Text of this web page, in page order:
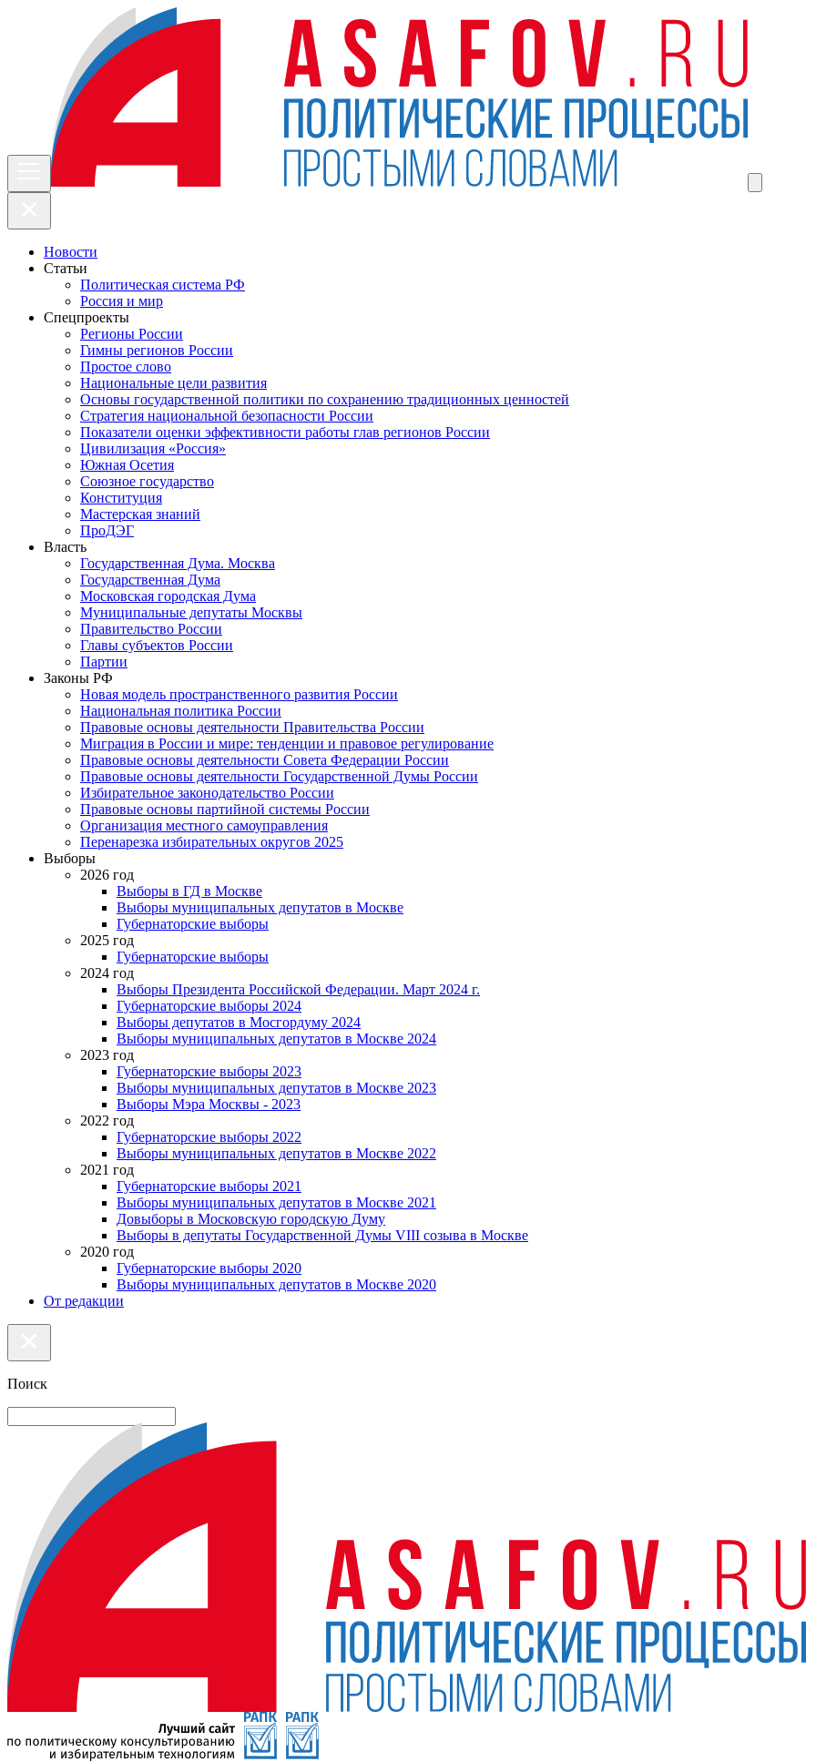
Новости
Статьи
Политическая система РФ
Россия и мир
Спецпроекты
Регионы России
Гимны регионов России
Простое слово
Национальные цели развития
Основы государственной политики по сохранению традиционных ценностей
Стратегия национальной безопасности России
Показатели оценки эффективности работы глав регионов России
Цивилизация «Россия»
Южная Осетия
Союзное государство
Конституция
Мастерская знаний
ПроДЭГ
Власть
Государственная Дума. Москва
Государственная Дума
Московская городская Дума
Муниципальные депутаты Москвы
Правительство России
Главы субъектов России
Партии
Законы РФ
Новая модель пространственного развития России
Национальная политика России
Правовые основы деятельности Правительства России
Миграция в России и мире: тенденции и правовое регулирование
Правовые основы деятельности Совета Федерации России
Правовые основы деятельности Государственной Думы России
Избирательное законодательство России
Правовые основы партийной системы России
Организация местного самоуправления
Перенарезка избирательных округов 2025
Выборы
2026 год
Выборы в ГД в Москве
Выборы муниципальных депутатов в Москве
Губернаторские выборы
2025 год
Губернаторские выборы
2024 год
Выборы Президента Российской Федерации. Март 2024 г.
Губернаторские выборы 2024
Выборы депутатов в Мосгордуму 2024
Выборы муниципальных депутатов в Москве 2024
2023 год
Губернаторские выборы 2023
Выборы муниципальных депутатов в Москве 2023
Выборы Мэра Москвы - 2023
2022 год
Губернаторские выборы 2022
Выборы муниципальных депутатов в Москве 2022
2021 год
Губернаторские выборы 2021
Выборы муниципальных депутатов в Москве 2021
Довыборы в Московскую городскую Думу
Выборы в депутаты Государственной Думы VIII созыва в Москве
2020 год
Губернаторские выборы 2020
Выборы муниципальных депутатов в Москве 2020
От редакции
Поиск